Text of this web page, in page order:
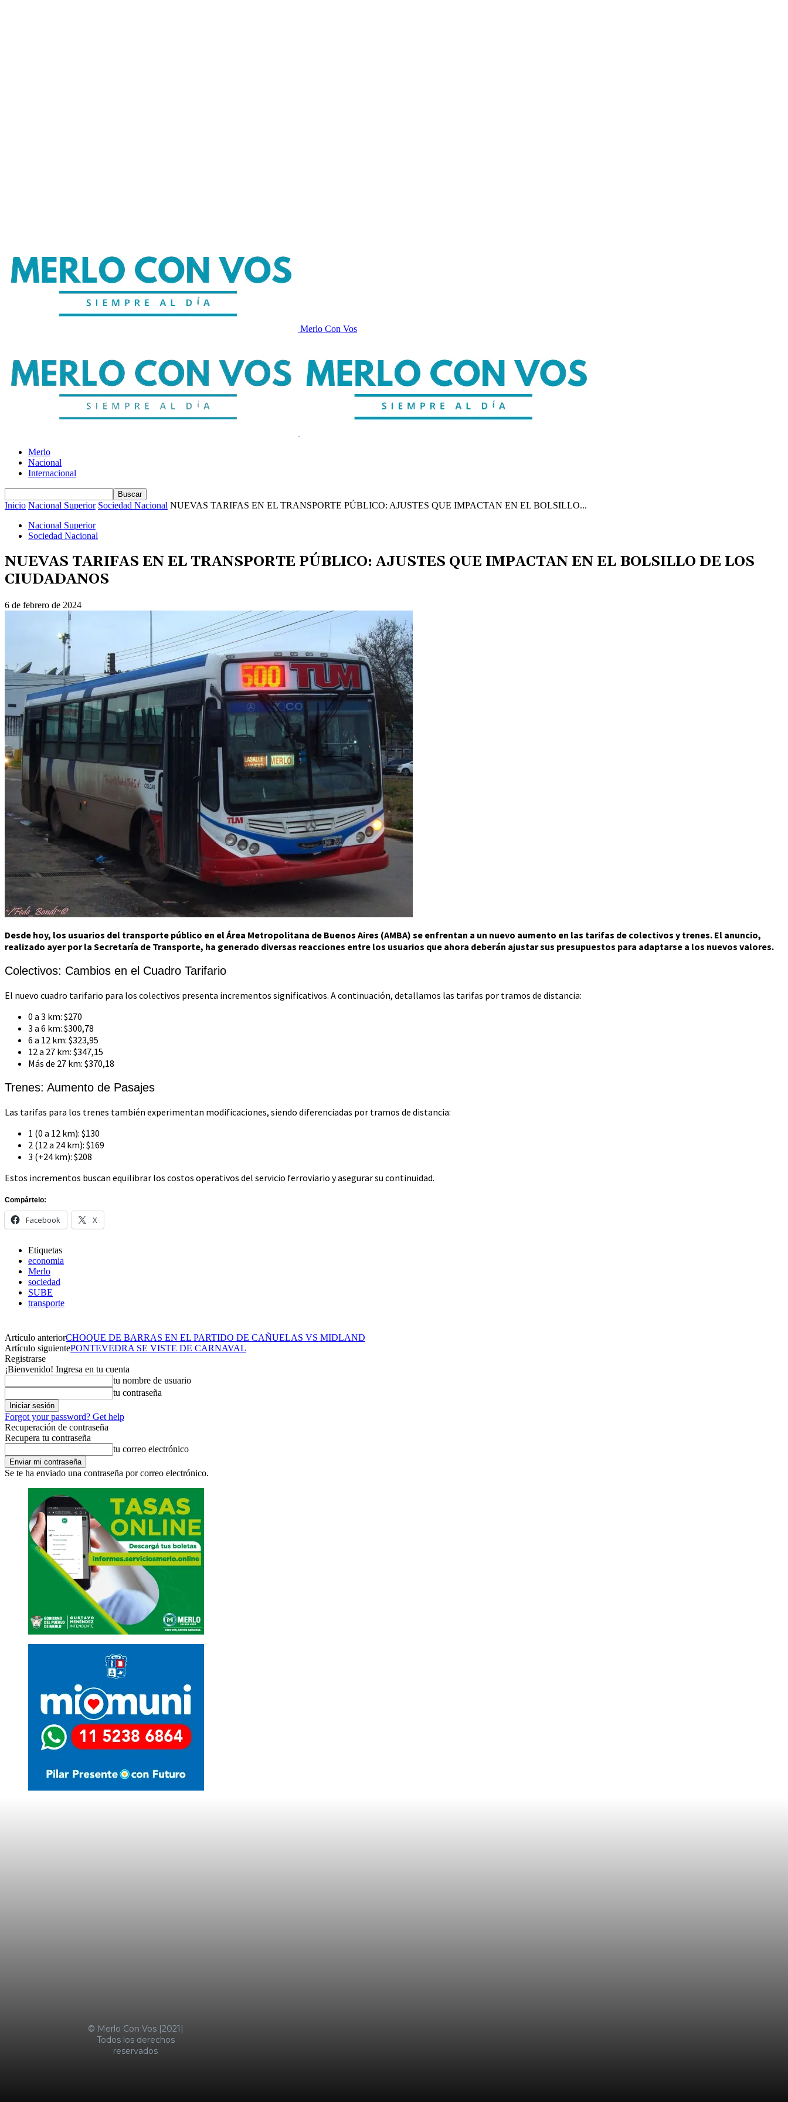
Merlo Con Vos
Merlo
Nacional
Internacional
Inicio Nacional Superior Sociedad Nacional NUEVAS TARIFAS EN EL TRANSPORTE PÚBLICO: AJUSTES QUE IMPACTAN EN EL BOLSILLO...
Nacional Superior
Sociedad Nacional
NUEVAS TARIFAS EN EL TRANSPORTE PÚBLICO: AJUSTES QUE IMPACTAN EN EL BOLSILLO DE LOS
CIUDADANOS
6 de febrero de 2024
Desde hoy, los usuarios del transporte público en el Área Metropolitana de Buenos Aires (AMBA) se enfrentan a un nuevo aumento en las tarifas de colectivos y trenes. El anuncio,
realizado ayer por la Secretaría de Transporte, ha generado diversas reacciones entre los usuarios que ahora deberán ajustar sus presupuestos para adaptarse a los nuevos valores.
Colectivos: Cambios en el Cuadro Tarifario
El nuevo cuadro tarifario para los colectivos presenta incrementos significativos. A continuación, detallamos las tarifas por tramos de distancia:
0 a 3 km: $270
3 a 6 km: $300,78
6 a 12 km: $323,95
12 a 27 km: $347,15
Más de 27 km: $370,18
Trenes: Aumento de Pasajes
Las tarifas para los trenes también experimentan modificaciones, siendo diferenciadas por tramos de distancia:
1 (0 a 12 km): $130
2 (12 a 24 km): $169
3 (+24 km): $208
Estos incrementos buscan equilibrar los costos operativos del servicio ferroviario y asegurar su continuidad.
Compártelo:
Facebook X
Etiquetas
economia
Merlo
sociedad
SUBE
transporte
Artículo anteriorCHOQUE DE BARRAS EN EL PARTIDO DE CAÑUELAS VS MIDLAND
Artículo siguientePONTEVEDRA SE VISTE DE CARNAVAL
Registrarse
¡Bienvenido! Ingresa en tu cuenta
tu nombre de usuario
tu contraseña
Forgot your password? Get help
Recuperación de contraseña
Recupera tu contraseña
tu correo electrónico
Se te ha enviado una contraseña por correo electrónico.
© Merlo Con Vos |2021|
Todos los derechos
reservados